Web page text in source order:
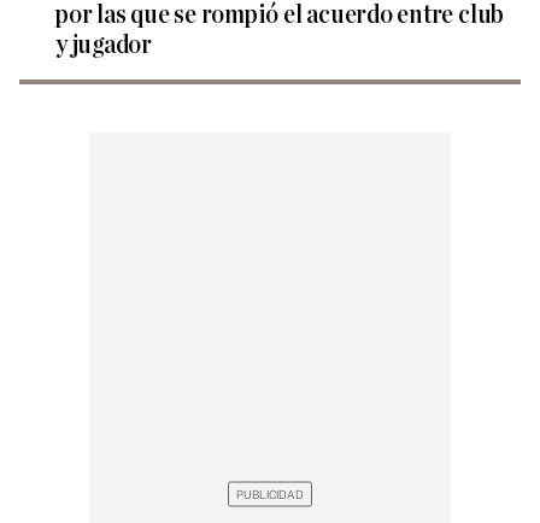
por las que se rompió el acuerdo entre club
y jugador